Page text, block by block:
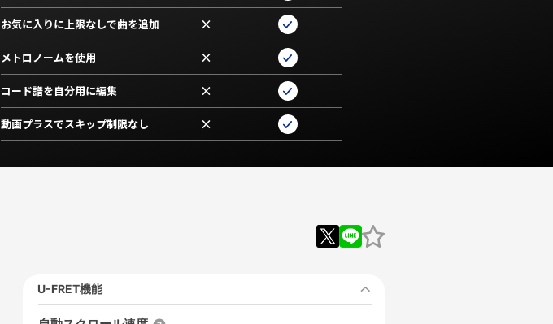
お気に入りに上限なしで曲を追加 ×
メトロノームを使用 ×
コード譜を自分用に編集 ×
動画プラスでスキップ制限なし ×
U-FRET機能